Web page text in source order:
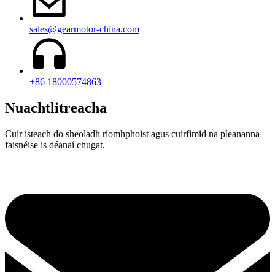
sales@gearmotor-china.com
+86 18000574863
Nuachtlitreacha
Cuir isteach do sheoladh ríomhphoist agus cuirfimid na pleananna
faisnéise is déanaí chugat.